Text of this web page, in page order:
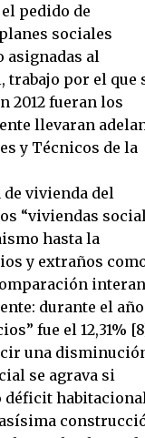
pedido de
sociales
asignadas al
por el que
2012 fueran los
llevaran
y Técnicos de la
vivienda del
“viviendas
hasta la
y extraños
durante el año
fue el 12,31%
una
se agrava si
déficit